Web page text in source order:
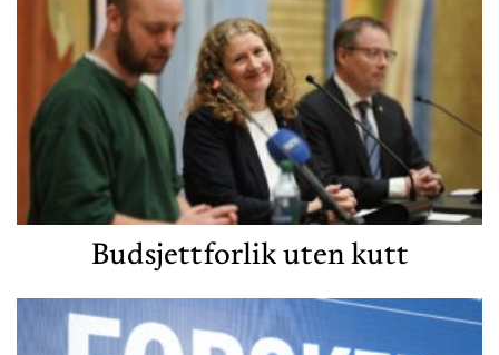
Budsjettforlik uten kutt